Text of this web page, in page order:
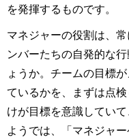
を発揮するものです。
マネジャーの役割は、
ンバーたちの自発的な
ょうか。チームの目標
ているかを、まずは点
けが目標を意識してい
ようでは、「マネジャ